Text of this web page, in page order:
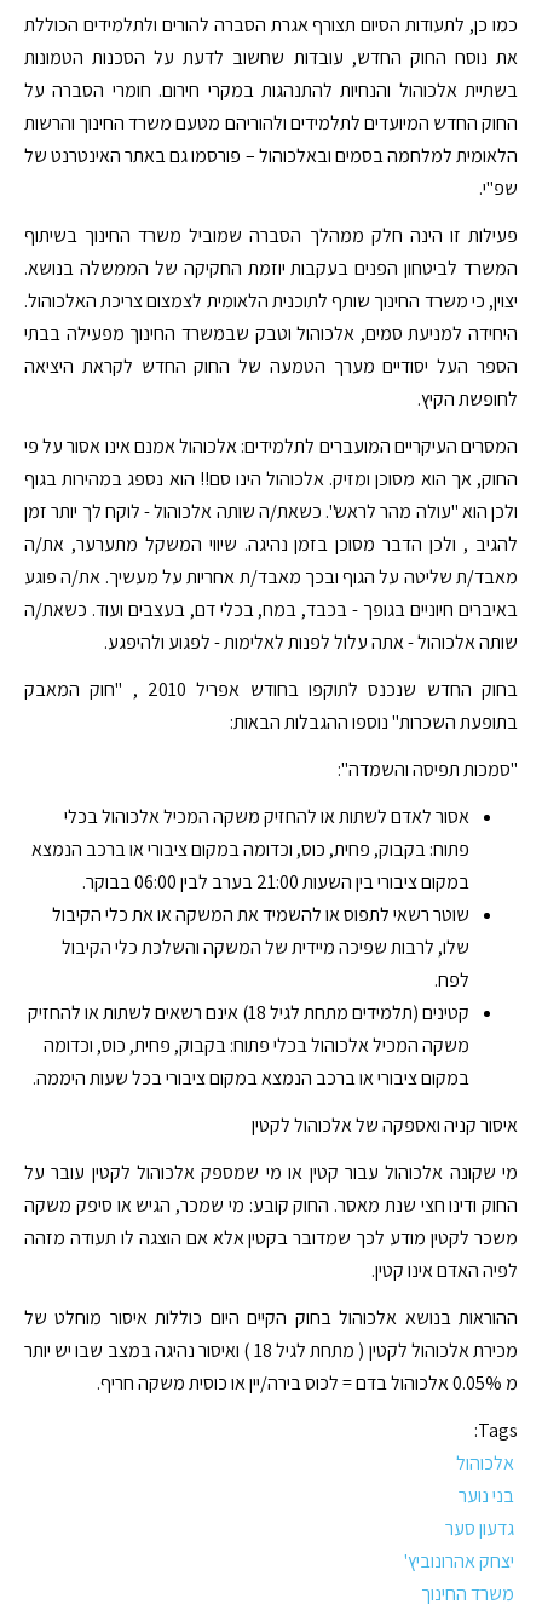
כמו כן, לתעודות הסיום תצורף אגרת הסברה להורים ולתלמידים הכוללת
את נוסח החוק החדש, עובדות שחשוב לדעת על הסכנות הטמונות
בשתיית אלכוהול והנחיות להתנהגות במקרי חירום. חומרי הסברה על
החוק החדש המיועדים לתלמידים ולהוריהם מטעם משרד החינוך והרשות
הלאומית למלחמה בסמים ובאלכוהול – פורסמו גם באתר האינטרנט של
שפ"י.
פעילות זו הינה חלק ממהלך הסברה שמוביל משרד החינוך בשיתוף
המשרד לביטחון הפנים בעקבות יוזמת החקיקה של הממשלה בנושא.
יצוין, כי משרד החינוך שותף לתוכנית הלאומית לצמצום צריכת האלכוהול.
היחידה למניעת סמים, אלכוהול וטבק שבמשרד החינוך מפעילה בבתי
הספר העל יסודיים מערך הטמעה של החוק החדש לקראת היציאה
לחופשת הקיץ.
המסרים העיקריים המועברים לתלמידים: אלכוהול אמנם אינו אסור על פי
החוק, אך הוא מסוכן ומזיק. אלכוהול הינו סם!! הוא נספג במהירות בגוף
ולכן הוא "עולה מהר לראש". כשאת/ה שותה אלכוהול - לוקח לך יותר זמן
להגיב , ולכן הדבר מסוכן בזמן נהיגה. שיווי המשקל מתערער, את/ה
מאבד/ת שליטה על הגוף ובכך מאבד/ת אחריות על מעשיך. את/ה פוגע
באיברים חיוניים בגופך - בכבד, במח, בכלי דם, בעצבים ועוד. כשאת/ה
שותה אלכוהול - אתה עלול לפנות לאלימות - לפגוע ולהיפגע.
בחוק החדש שנכנס לתוקפו בחודש אפריל 2010 , "חוק המאבק
בתופעת השכרות" נוספו ההגבלות הבאות:
"סמכות תפיסה והשמדה":
אסור לאדם לשתות או להחזיק משקה המכיל אלכוהול בכלי
פתוח: בקבוק, פחית, כוס, וכדומה במקום ציבורי או ברכב הנמצא
במקום ציבורי בין השעות 21:00 בערב לבין 06:00 בבוקר.
שוטר רשאי לתפוס או להשמיד את המשקה או את כלי הקיבול
שלו, לרבות שפיכה מיידית של המשקה והשלכת כלי הקיבול
לפח.
קטינים (תלמידים מתחת לגיל 18) אינם רשאים לשתות או להחזיק
משקה המכיל אלכוהול בכלי פתוח: בקבוק, פחית, כוס, וכדומה
במקום ציבורי או ברכב הנמצא במקום ציבורי בכל שעות היממה.
איסור קניה ואספקה של אלכוהול לקטין
מי שקונה אלכוהול עבור קטין או מי שמספק אלכוהול לקטין עובר על
החוק ודינו חצי שנת מאסר. החוק קובע: מי שמכר, הגיש או סיפק משקה
משכר לקטין מודע לכך שמדובר בקטין אלא אם הוצגה לו תעודה מזהה
לפיה האדם אינו קטין.
ההוראות בנושא אלכוהול בחוק הקיים היום כוללות איסור מוחלט של
מכירת אלכוהול לקטין ( מתחת לגיל 18 ) ואיסור נהיגה במצב שבו יש יותר
מ 0.05% אלכוהול בדם = לכוס בירה/יין או כוסית משקה חריף.
Tags:
אלכוהול
בני נוער
גדעון סער
יצחק אהרונוביץ'
משרד החינוך